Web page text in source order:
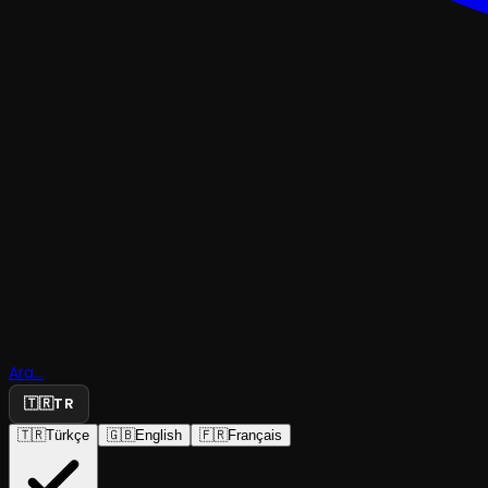
Ara...
🇹🇷TR
🇹🇷Türkçe 🇬🇧English 🇫🇷Français
Kuru